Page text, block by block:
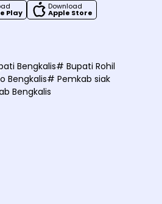
Play
Download
Apple Store
Bengkalis# Bupati Rohil
Bengkalis# Pemkab siak
Bengkalis